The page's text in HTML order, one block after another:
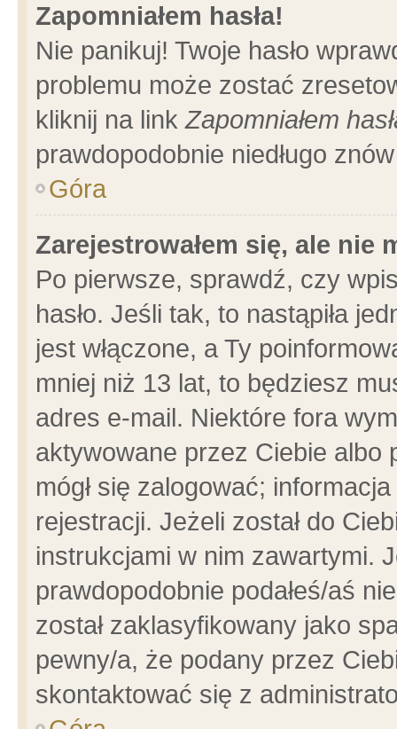
Zapomniałem hasła!
Nie panikuj! Twoje hasło
problemu może zostać
kliknij na linkZapomniałem
prawdopodobnie niedługo
Góra
Zarejestrowałem się, ale nie
Po pierwsze, sprawdź, czy
hasło. Jeśli tak, to nastąpiła
jest włączone, a Ty
mniej niż 13 lat, to będziesz
adres e-mail. Niektóre fora
aktywowane przez Ciebie albo
mógł się zalogować;
rejestracji. Jeżeli został do
instrukcjami w nim zawartymi.
prawdopodobnie podałeś/aś
został zaklasyfikowany jako
pewny/a, że podany przez
skontaktować się z